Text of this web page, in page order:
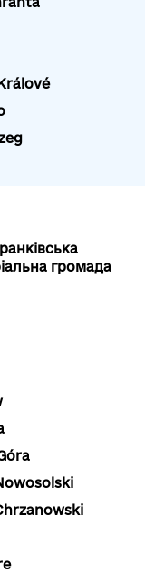
громада